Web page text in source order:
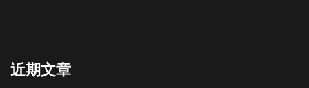
近期文章